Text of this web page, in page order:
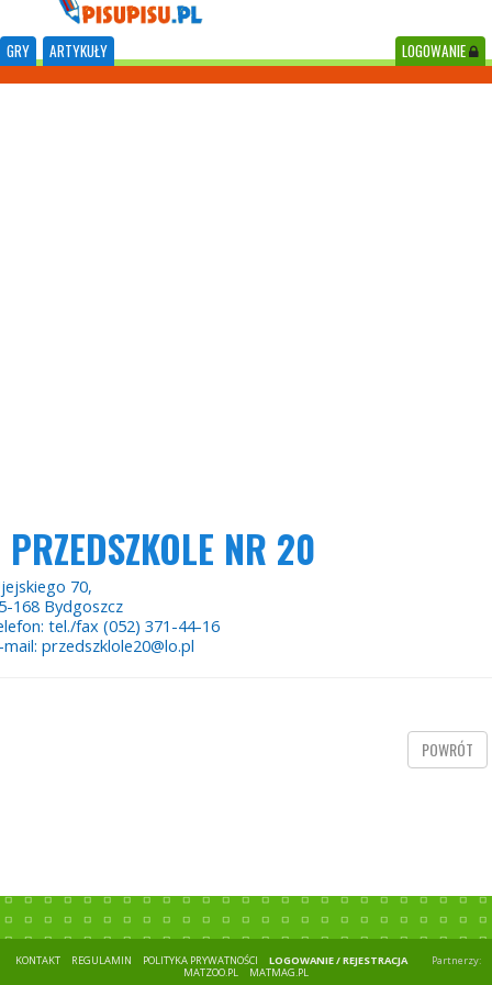
GRY ARTYKUŁY LOGOWANIE
PRZEDSZKOLE NR 20
70,
168 Bydgoszcz
tel./fax (052) 371-44-16
przedszklole20@lo.pl
POWRÓT
KONTAKT REGULAMIN POLITYKA PRYWATNOŚCI LOGOWANIE / REJESTRACJA
Partnerzy:
MATZOO.PL
MATMAG.PL